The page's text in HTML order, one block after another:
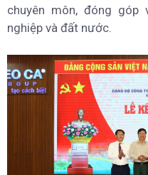
chuyên môn, đóng
nghiệp và đất nước.